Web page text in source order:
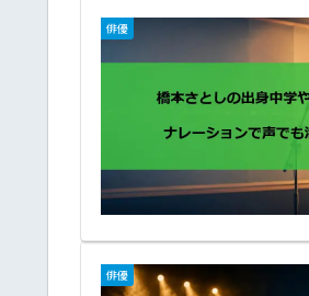
俳優
俳優